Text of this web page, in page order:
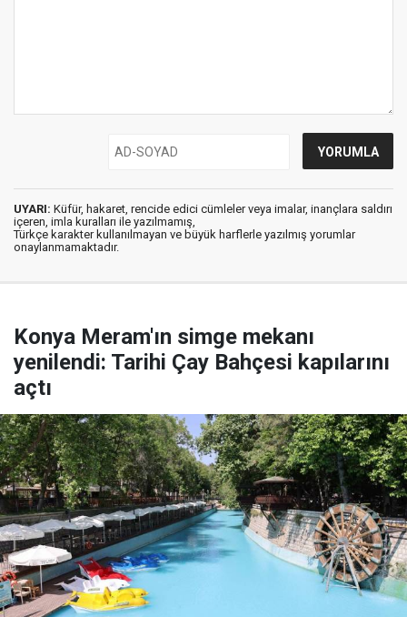
UYARI: Küfür, hakaret, rencide edici cümleler veya imalar, inançlara saldırı
içeren, imla kuralları ile yazılmamış,
Türkçe karakter kullanılmayan ve büyük harflerle yazılmış yorumlar
onaylanmamaktadır.
Konya Meram'ın simge mekanı
yenilendi: Tarihi Çay Bahçesi kapılarını
açtı